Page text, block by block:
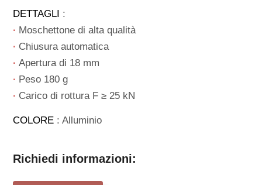
DETTAGLI :
∙ Moschettone di alta qualità
∙ Chiusura automatica
∙Apertura di 18 mm
∙ Peso 180 g
∙ Carico di rottura F ≥ 25 kN
COLORE : Alluminio
Richiedi informazioni: